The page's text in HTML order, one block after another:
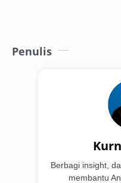
Penulis
Berbagi insight,
membantu